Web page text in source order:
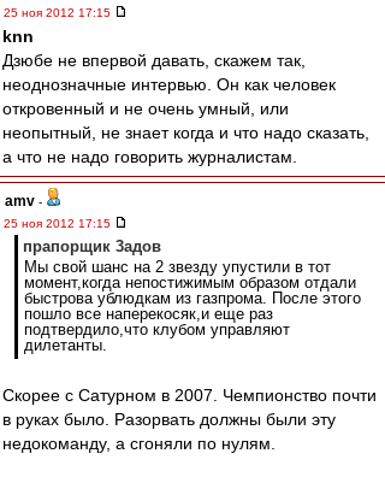
25 ноя 2012 17:15
knn
Дзюбе не впервой давать, скажем так,
неоднозначные интервью. Он как человек
откровенный и не очень умный, или
неопытный, не знает когда и что надо сказать,
а что не надо говорить журналистам.
amv -
25 ноя 2012 17:15
прапорщик 3адoв
Мы свой шанс на 2 звезду упустили в тот
момент,когда непостижимым образом отдали
быстрова ублюдкам из газпрома. После этого
пошло все наперекосяк,и еще раз
подтвердило,что клубом управляют
дилетанты.
Скорее с Сатурном в 2007. Чемпионство почти
в руках было. Разорвать должны были эту
недокоманду, а сгоняли по нулям.